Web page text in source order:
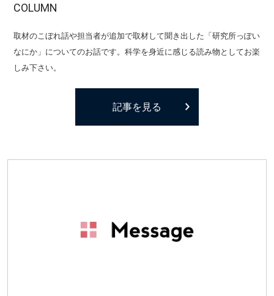
COLUMN
取材のこぼれ話や担当者が追加で取材して聞き出した「研究所っぽい
なにか」についてのお話です。科学を身近に感じる読み物としてお楽
しみ下さい。
記事を見る